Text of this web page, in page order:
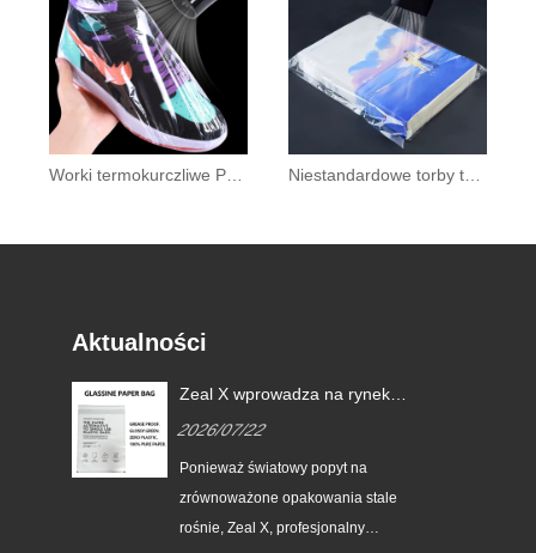
Worki termokurczliwe POF Niestandardowe torby termokurczliwe z PVC do pakowania detalicznego i prezentów
Aktualności
Zeal X wprowadza na rynek
papierowe z włókna szklanego,
aby pomóc światowym markom
zastąpić jednorazowe
2026/07/22
Ponieważ światowy popyt na
zrównoważone opakowania stale
rośnie, Zeal X, profesjonalny